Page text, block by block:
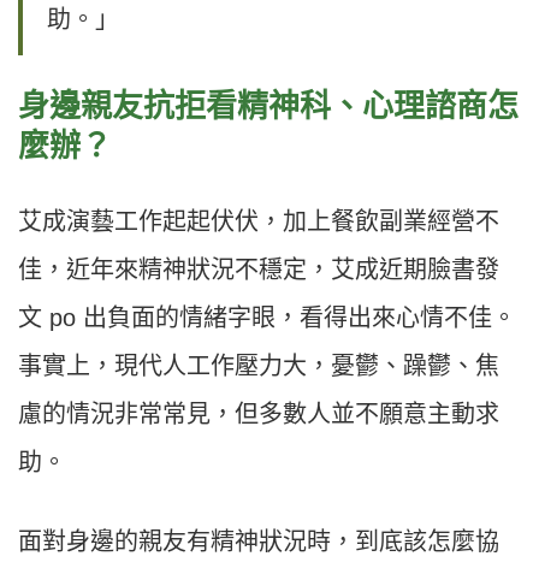
助。」
身邊親友抗拒看精神科、心理諮商怎
麼辦？
艾成演藝工作起起伏伏，加上餐飲副業經營不
佳，近年來精神狀況不穩定，艾成近期臉書發
文 po 出負面的情緒字眼，看得出來心情不佳。
事實上，現代人工作壓力大，憂鬱、躁鬱、焦
慮的情況非常常見，但多數人並不願意主動求
助。
面對身邊的親友有精神狀況時，到底該怎麼協